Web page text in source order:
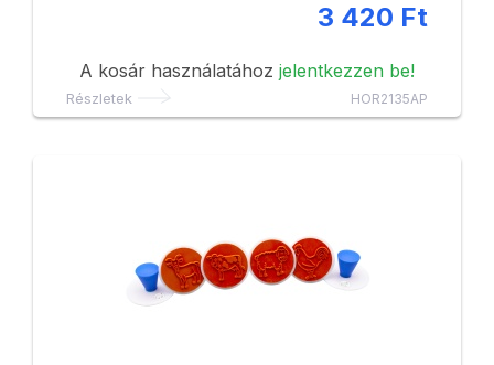
3 420 Ft
A kosár használatához jelentkezzen be!
Részletek HOR2135AP